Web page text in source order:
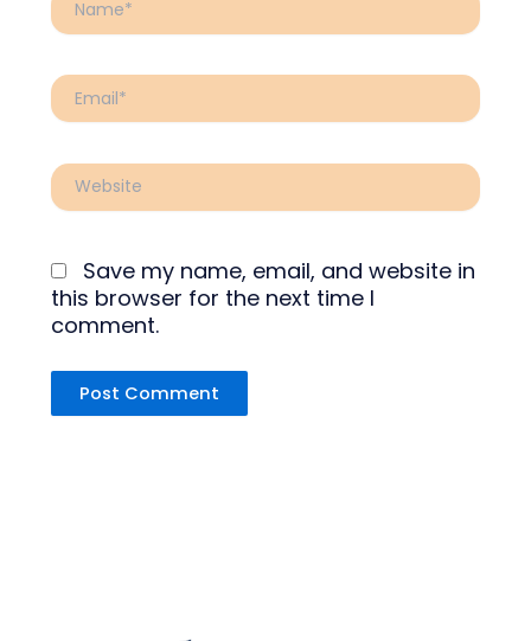
Email*
Website
Save my name, email, and website in
this browser for the next time I
comment.